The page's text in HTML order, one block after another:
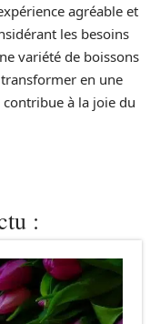
agréable et
les besoins
variété de boissons
en une
à la joie du
: